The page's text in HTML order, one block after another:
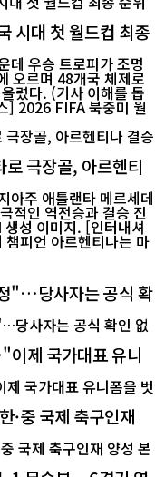
시대 첫 월드컵 최종
데 우승 트로피가 조명
오르며 48개국 체제로
렸다. (기사 이해를 돕
극장골, 아르헨티
아주 애틀랜타 메르세데
적인 역전승과 결승 진
지. [인터내셔
피언 아르헨티나는 마
"…당사자는 공식 확
제 국가대표 유니
·중 국제 축구인재